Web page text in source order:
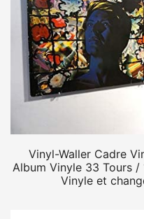
Vinyl-Waller Cadre
Album Vinyle 33 Tours /
Vinyle et